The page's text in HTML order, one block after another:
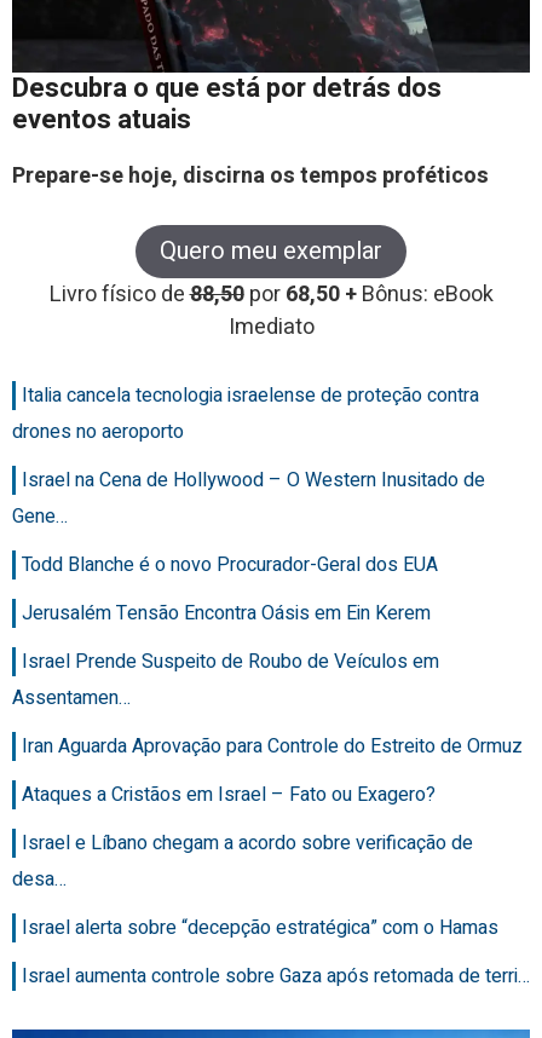
Descubra o que está por detrás dos
eventos atuais
Prepare-se hoje, discirna os tempos proféticos
Quero meu exemplar
Livro físico de88,50 por68,50 +Bônus: eBook
Imediato
Italia cancela tecnologia israelense de proteção contra
drones no aeroporto
Israel na Cena de Hollywood – O Western Inusitado de
Gene…
Todd Blanche é o novo Procurador-Geral dos EUA
Jerusalém Tensão Encontra Oásis em Ein Kerem
Israel Prende Suspeito de Roubo de Veículos em
Assentamen…
Iran Aguarda Aprovação para Controle do Estreito de Ormuz
Ataques a Cristãos em Israel – Fato ou Exagero?
Israel e Líbano chegam a acordo sobre verificação de
desa…
Israel alerta sobre “decepção estratégica” com o Hamas
Israel aumenta controle sobre Gaza após retomada de terri…